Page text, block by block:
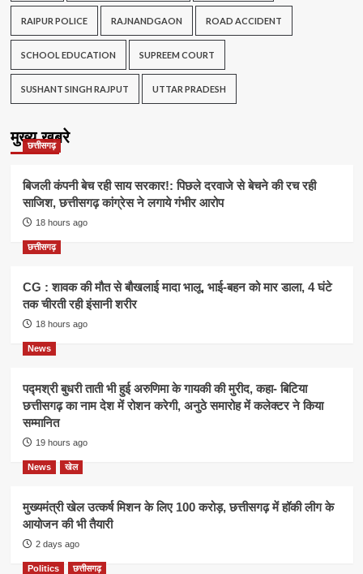
RAIPUR POLICE RAJNANDGAON ROAD ACCIDENT
SCHOOL EDUCATION SUPREEM COURT
SUSHANT SINGH RAJPUT UTTAR PRADESH
मुख्य खबरे
छत्तीसगढ़
बिजली कंपनी बेच रही साय सरकार!: पिछले दरवाजे से बेचने की रच रही
साजिश, छत्तीसगढ़ कांग्रेस ने लगाये गंभीर आरोप
18 hours ago
छत्तीसगढ़
CG : शावक की मौत से बौखलाई मादा भालू, भाई-बहन को मार डाला, 4 घंटे
तक चीरती रही इंसानी शरीर
18 hours ago
News
पद्मश्री बुधरी ताती भी हुई अरुणिमा के गायकी की मुरीद, कहा- बिटिया
छत्तीसगढ़ का नाम देश में रोशन करेगी, अनुठे समारोह में कलेक्टर ने किया
सम्मानित
19 hours ago
News खेल
मुख्यमंत्री खेल उत्कर्ष मिशन के लिए 100 करोड़, छत्तीसगढ़ में हॉकी लीग के
आयोजन की भी तैयारी
2 days ago
Politics छत्तीसगढ़